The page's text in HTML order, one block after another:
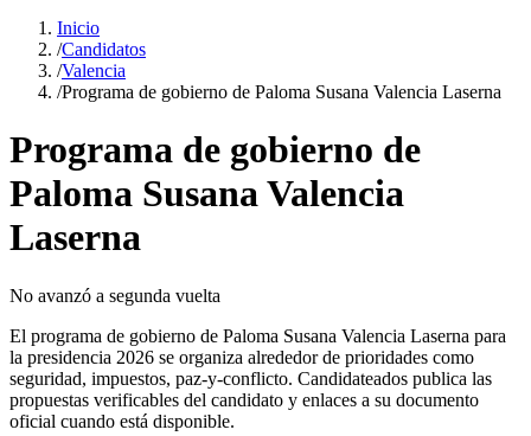
Inicio
/Candidatos
/Valencia
/Programa de gobierno de Paloma Susana Valencia Laserna
Programa de gobierno de
Paloma Susana Valencia
Laserna
No avanzó a segunda vuelta
El programa de gobierno de Paloma Susana Valencia Laserna para
la presidencia 2026 se organiza alrededor de prioridades como
seguridad, impuestos, paz-y-conflicto. Candidateados publica las
propuestas verificables del candidato y enlaces a su documento
oficial cuando está disponible.